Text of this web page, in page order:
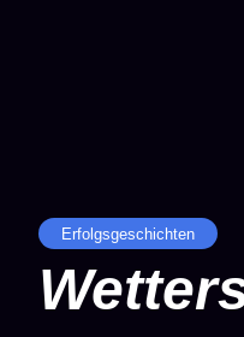
Erfolgs­geschichten